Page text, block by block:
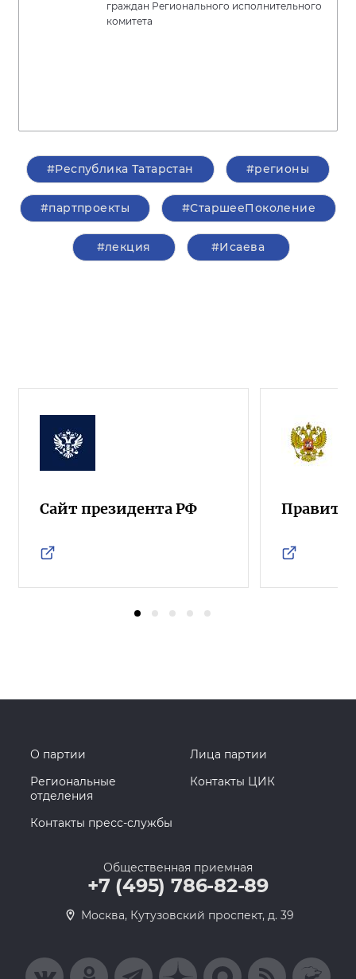
граждан Регионального исполнительного
комитета
#Республика Татарстан #регионы
#партпроекты #СтаршееПоколение
#лекция #Исаева
Сайт президента РФ
О партии
Лица партии
Региональные
отделения
Контакты ЦИК
Контакты пресс-службы
Общественная приемная
+7 (495) 786-82-89
Москва, Кутузовский проспект, д. 39